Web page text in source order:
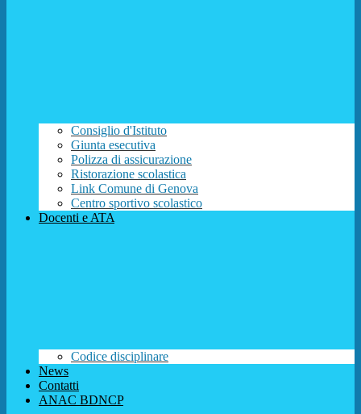
Consiglio d'Istituto
Giunta esecutiva
Polizza di assicurazione
Ristorazione scolastica
Link Comune di Genova
Centro sportivo scolastico
Docenti e ATA
Codice disciplinare
News
Contatti
ANAC BDNCP